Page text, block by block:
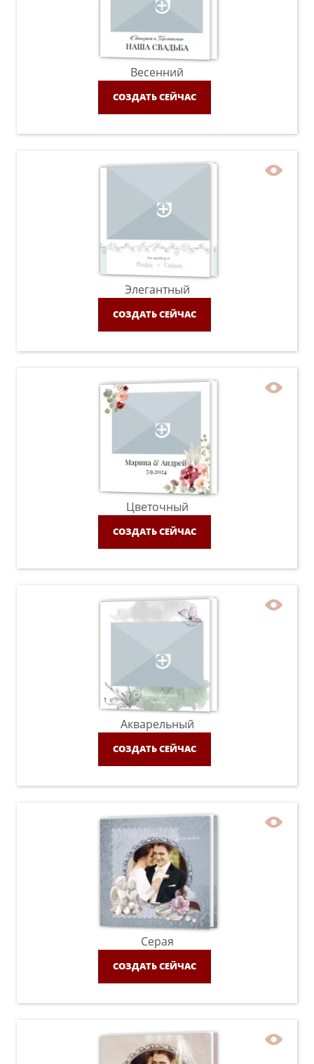
Весенний
СОЗДАТЬ СЕЙЧАС
Элегантный
СОЗДАТЬ СЕЙЧАС
Цветочный
СОЗДАТЬ СЕЙЧАС
Акварельный
СОЗДАТЬ СЕЙЧАС
Серая
СОЗДАТЬ СЕЙЧАС